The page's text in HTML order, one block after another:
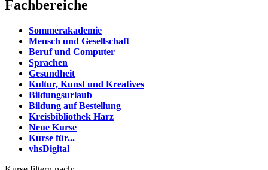
Fachbereiche
Sommerakademie
Mensch und Gesellschaft
Beruf und Computer
Sprachen
Gesundheit
Kultur, Kunst und Kreatives
Bildungsurlaub
Bildung auf Bestellung
Kreisbibliothek Harz
Neue Kurse
Kurse für...
vhsDigital